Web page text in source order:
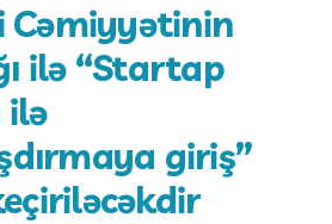
Cəmiyyətinin
ilə “Startap
ilə
giriş”